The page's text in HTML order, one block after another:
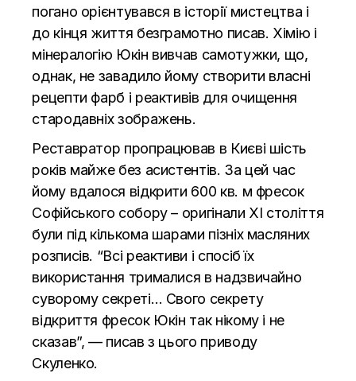
погано орієнтувався в історії мистецтва і
до кінця життя безграмотно писав. Хімію і
мінералогію Юкін вивчав самотужки, що,
однак, не завадило йому створити власні
рецепти фарб і реактивів для очищення
стародавніх зображень.
Реставратор пропрацював в Києві шість
років майже без асистентів. За цей час
йому вдалося відкрити 600 кв. м фресок
Софійського собору – оригінали XI століття
були під кількома шарами пізніх масляних
розписів. “Всі реактиви і спосіб їх
використання трималися в надзвичайно
суворому секреті… Свого секрету
відкриття фресок Юкін так нікому і не
сказав”, — писав з цього приводу
Скуленко.